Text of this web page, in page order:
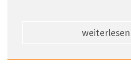
weiterlesen